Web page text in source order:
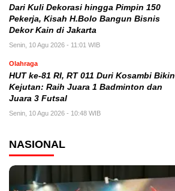
Dari Kuli Dekorasi hingga Pimpin 150
Pekerja, Kisah H.Bolo Bangun Bisnis
Dekor Kain di Jakarta
Senin, 10 Agu 2026 - 11:01 WIB
Olahraga
HUT ke-81 RI, RT 011 Duri Kosambi Bikin
Kejutan: Raih Juara 1 Badminton dan
Juara 3 Futsal
Senin, 10 Agu 2026 - 10:48 WIB
NASIONAL